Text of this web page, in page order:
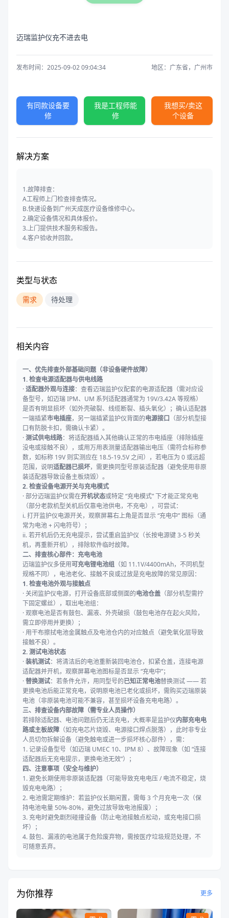
迈瑞监护仪充不进去电
发布时间：2025-09-02 09:04:34 地区：广东省，广州市
有同款设备要
修
我是工程师能
修
我想买/卖这
个设备
解决方案
1.故障排查：
A工程师上门检查排查情况。
B.快递设备到广州天成医疗设备维修中心。
2.确定设备情况和具体报价。
3.上门提供技术服务和报告。
4.客户验收并回款。
类型与状态
需求 待处理
相关内容
一、优先排查外部基础问题（非设备硬件故障）
1. 检查电源适配器与供电线路
·适配器外观与连接：查看迈瑞监护仪配套的电源适配器（需对应设
备型号，如迈瑞 IPM、UM 系列适配器通常为 19V/3.42A 等规格）
是否有明显损坏（如外壳破裂、线缆断裂、插头氧化）；确认适配器
一端插紧市电插座，另一端插紧监护仪背面的电源接口 （部分机型接
口有防脱卡扣，需确认卡紧）。
·测试供电线路：将适配器插入其他确认正常的市电插座（排除插座
没电或接触不良），或用万用表测量适配器输出电压（需符合标称参
数，如标称 19V 则实测应在 18.5-19.5V 之间），若电压为 0 或远超
范围，说明适配器已损坏，需更换同型号原装适配器（避免使用非原
装适配器导致设备主板烧毁）。
2. 检查设备电源开关与充电模式
· 部分迈瑞监护仪需在开机状态或特定 “充电模式” 下才能正常充电
（部分老款机型关机后仅靠电池供电，不充电），可尝试：
i. 打开监护仪电源开关，观察屏幕右上角是否显示 “充电中” 图标（通
常为电池 + 闪电符号）；
ii. 若开机后仍无充电提示，尝试重启监护仪（长按电源键 3-5 秒关
机，再重新开机），排除软件临时故障。
二、排查核心部件：充电电池
迈瑞监护仪多使用可充电锂电池组 （如 11.1V/4400mAh，不同机型
规格不同），电池老化、接触不良或过放是充电故障的常见原因：
1. 检查电池外观与接触点
· 关闭监护仪电源，打开设备底部或侧面的电池仓盖 （部分机型需拧
下固定螺丝），取出电池组：
· 观察电池是否有鼓包、漏液、外壳破损（鼓包电池存在起火风险，
需立即停用并更换）；
· 用干布擦拭电池金属触点及电池仓内的对应触点（避免氧化层导致
接触不良）。
2. 测试电池状态
·装机测试：将清洁后的电池重新装回电池仓，扣紧仓盖，连接电源
适配器并开机，观察屏幕电池图标是否显示 “充电中”；
·替换测试：若条件允许，用同型号的已知正常电池替换测试 —— 若
更换电池后能正常充电，说明原电池已老化或损坏，需购买迈瑞原装
电池（非原装电池可能不兼容，甚至损坏设备充电电路）。
三、排查设备内部故障（需专业人员操作）
若排除适配器、电池问题后仍无法充电，大概率是监护仪内部充电电
路或主板故障 （如充电芯片烧毁、电源接口焊点脱落），此时非专业
人员切勿拆解设备（避免触电或进一步损坏核心部件），需：
1. 记录设备型号（如迈瑞 UMEC 10、IPM 8）、故障现象（如 “连接
适配器后无充电提示，更换电池无效”）；
四、注意事项（安全与维护）
1. 避免长期使用非原装适配器（可能导致充电电压 / 电流不稳定，烧
毁充电电路）；
2. 电池需定期维护：若监护仪长期闲置，需每 3 个月充电一次（保
持电池电量 50%-80%，避免过放导致电池报废）；
3. 充电时避免剧烈碰撞设备（防止电池接触点松动，或充电接口损
坏）；
4. 鼓包、漏液的电池属于危险废弃物，需按医疗垃圾规范处理，不
可随意丢弃。
为你推荐 更多